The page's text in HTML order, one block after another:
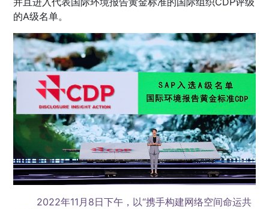
的A级名单。
2022年11月8日下午，以“携手构建网络空间命运共